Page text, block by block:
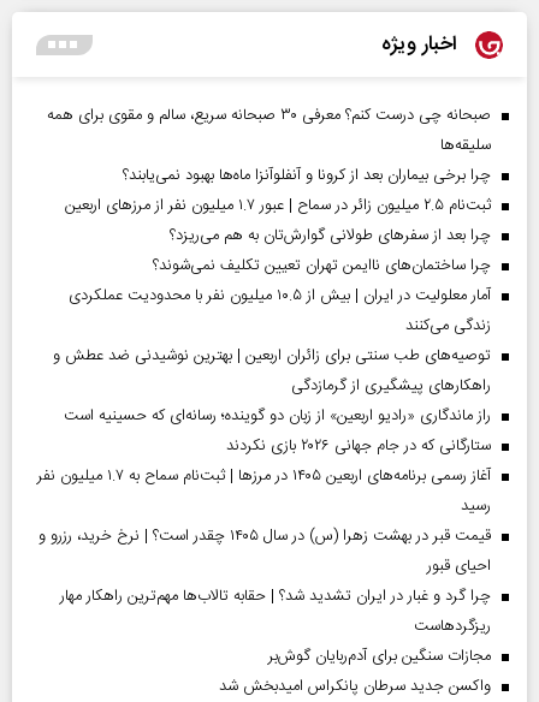
اخبار ویژه
صبحانه چی درست کنم؟ معرفی ۳۰ صبحانه سریع، سالم و مقوی برای همه
سلیقه‌ها
چرا برخی بیماران بعد از کرونا و آنفلوآنزا ماه‌ها بهبود نمی‌یابند؟
ثبت‌نام ۲.۵ میلیون زائر در سماح | عبور ۱.۷ میلیون نفر از مرز‌های اربعین
چرا بعد از سفرهای طولانی گوارش‌تان به هم می‌ریزد؟
چرا ساختمان‌های ناایمن تهران تعیین تکلیف نمی‌شوند؟
آمار معلولیت در ایران | بیش از ۱۰.۵ میلیون نفر با محدودیت عملکردی
زندگی می‌کنند
توصیه‌های طب سنتی برای زائران اربعین | بهترین نوشیدنی ضد عطش و
راهکارهای پیشگیری از گرمازدگی
راز ماندگاری «رادیو اربعین» از زبان دو گوینده؛ رسانه‌ای که حسینیه است
ستارگانی که در جام جهانی ۲۰۲۶ بازی نکردند
آغاز رسمی برنامه‌های اربعین ۱۴۰۵ در مرز‌ها | ثبت‌نام سماح به ۱.۷ میلیون نفر
رسید
قیمت قبر در بهشت زهرا (س) در سال ۱۴۰۵ چقدر است؟ | نرخ خرید، رزرو و
احیای قبور
چرا گرد و غبار در ایران تشدید شد؟ | حقابه تالاب‌ها مهم‌ترین راهکار مهار
ریزگردهاست
مجازات سنگین برای آدم‌ربایان گوش‌بر
واکسن جدید سرطان پانکراس امیدبخش شد